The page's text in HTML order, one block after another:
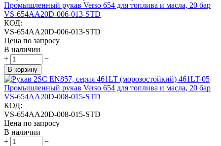
Промышленный рукав Verso 654 для топлива и масла, 20 бар
VS-654AA20D-006-013-STD
КОД:
VS-654AA20D-006-013-STD
Цена по запросу
В наличии
+
−
В корзину
Промышленный рукав Verso 654 для топлива и масла, 20 бар
VS-654AA20D-008-015-STD
КОД:
VS-654AA20D-008-015-STD
Цена по запросу
В наличии
+
−